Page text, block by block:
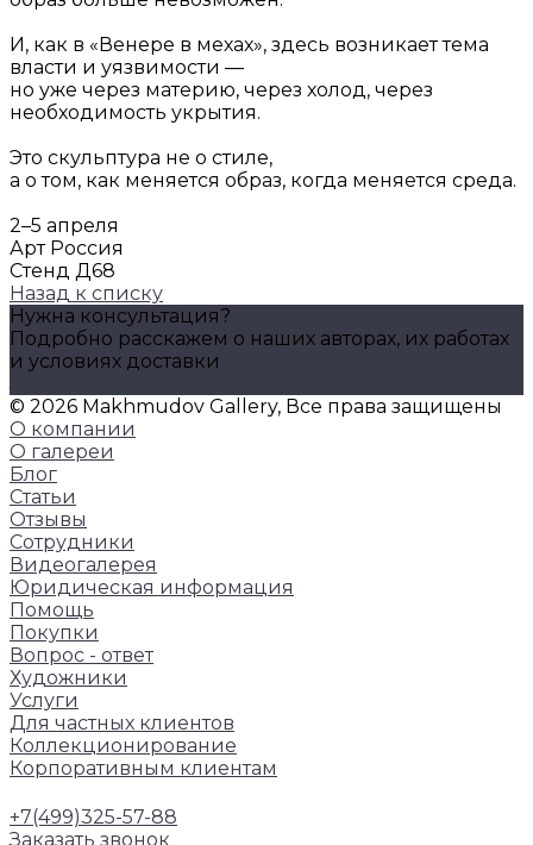
И, как в «Венере в мехах», здесь возникает тема
власти и уязвимости —
но уже через материю, через холод, через
необходимость укрытия.
Это скульптура не о стиле,
а о том, как меняется образ, когда меняется среда.
2–5 апреля
Арт Россия
Стенд Д68
Назад к списку
Нужна консультация?
Подробно расскажем о наших авторах, их работах
и условиях доставки
© 2026 Makhmudov Gallery, Все права защищены
О компании
О галереи
Блог
Статьи
Отзывы
Сотрудники
Видеогалерея
Юридическая информация
Помощь
Покупки
Вопрос - ответ
Художники
Услуги
Для частных клиентов
Коллекционирование
Корпоративным клиентам
+7(499)325-57-88
Заказать звонок